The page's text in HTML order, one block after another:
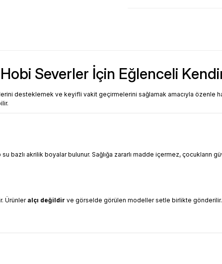
Severler İçin Eğlenceli
desteklemek ve keyifli vakit geçirmelerini sağlamak amacıyla özenle
bazlı akrilik boyalar bulunur. Sağlığa zararlı madde içermez, çocukların
Ürünler alçı değildir ve görselde görülen modeller setle birlikte gönderilir.